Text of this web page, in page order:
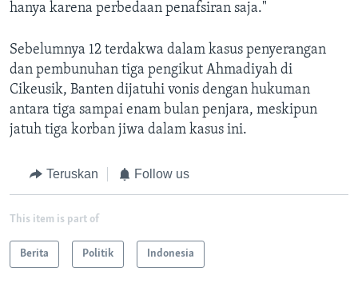
hanya karena perbedaan penafsiran saja."
Sebelumnya 12 terdakwa dalam kasus penyerangan
dan pembunuhan tiga pengikut Ahmadiyah di
Cikeusik, Banten dijatuhi vonis dengan hukuman
antara tiga sampai enam bulan penjara, meskipun
jatuh tiga korban jiwa dalam kasus ini.
Teruskan Follow us
This item is part of
Berita Politik Indonesia